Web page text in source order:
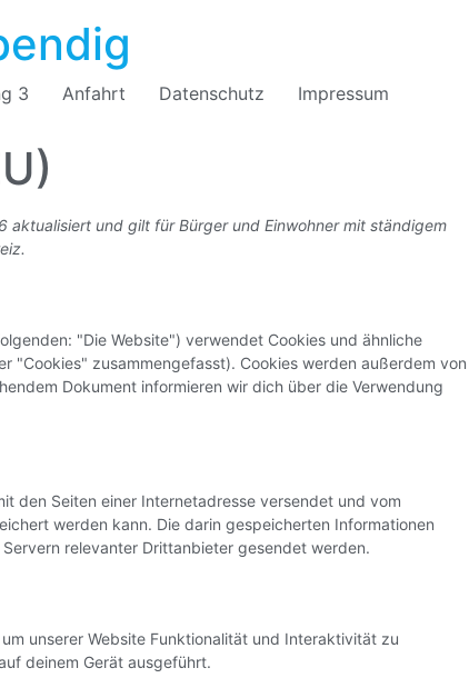
3 Anfahrt Datenschutz Impressum
aktualisiert und gilt für Bürger und Einwohner mit ständigem
"Die Website") verwendet Cookies und ähnliche
"Cookies" zusammengefasst). Cookies werden außerdem von
Dokument informieren wir dich über die Verwendung
den Seiten einer Internetadresse versendet und vom
werden kann. Die darin gespeicherten Informationen
relevanter Drittanbieter gesendet werden.
unserer Website Funktionalität und Interaktivität zu
deinem Gerät ausgeführt.